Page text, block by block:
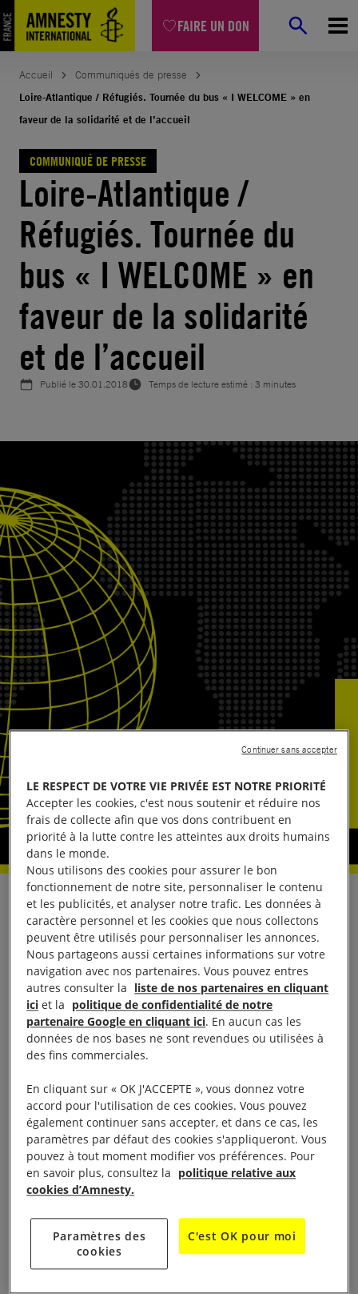
FAIRE UN DON
Aller
au
contenu
Accueil
Communiqués de presse
Loire-Atlantique / Réfugiés. Tournée du bus « I WELCOME » en
faveur de la solidarité et de l’accueil
COMMUNIQUÉ DE PRESSE
Loire-Atlantique /
Réfugiés. Tournée du
bus « I WELCOME » en
faveur de la solidarité
et de l’accueil
Publié le30.01.2018 Temps de lecture estimé : 3 minutes
Du 23 janvier au 4 février 2018, les militants
d’Amnesty des groupes locaux de Loire-Atlantique
vous invitent à découvrir le bus aux couleurs
d’Amnesty International qui sillonne la France pour
sensibiliser à l’importance de protéger et d’accueillir
les personnes qui fuient la guerre et les
persécutions dans leur pays.
Le bus « I WELCOME » a entamé le 20 juin 2017 un
périple d’un an aux quatre coins de la France. À
chaque étape, des événements de sensibilisation et
des actions de mobilisation sont proposées pour
engager un dialogue entre la population, les réfugiés
et les acteurs de l’accueil.
NE RATEZ PAS LE BUS !
LE RESPECT DE VOTRE VIE PRIVÉE EST NOTRE PRIORITÉ
Accepter les cookies, c'est nous soutenir et réduire nos
frais de collecte afin que vos dons contribuent en
priorité à la lutte contre les atteintes aux droits humains
dans le monde.
Nous utilisons des cookies pour assurer le bon
fonctionnement de notre site, personnaliser le contenu
et les publicités, et analyser notre trafic. Les données à
caractère personnel et les cookies que nous collectons
peuvent être utilisés pour personnaliser les annonces.
Nous partageons aussi certaines informations sur votre
navigation avec nos partenaires. Vous pouvez entres
autres consulter la liste de nos partenaires en cliquant
ici et la politique de confidentialité de notre
partenaire Google en cliquant ici. En aucun cas les
données de nos bases ne sont revendues ou utilisées à
des fins commerciales.
En cliquant sur « OK J'ACCEPTE », vous donnez votre
accord pour l'utilisation de ces cookies. Vous pouvez
également continuer sans accepter, et dans ce cas, les
paramètres par défaut des cookies s'appliqueront. Vous
pouvez à tout moment modifier vos préférences. Pour
en savoir plus, consultez la politique relative aux
cookies d’Amnesty.
Paramètres des
cookies
C'est OK pour moi
Continuer sans accepter